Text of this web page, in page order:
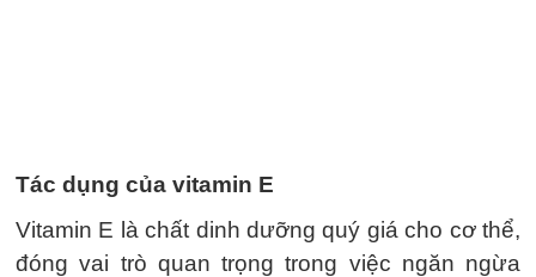
Tác dụng của vitamin E
Vitamin E là chất dinh dưỡng quý giá cho cơ thể,
đóng vai trò quan trọng trong việc ngăn ngừa